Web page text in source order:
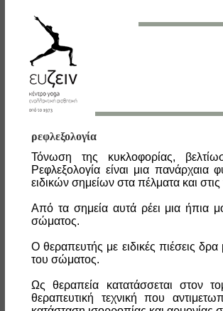
ρεφλεξολογία
Τόνωση της κυκλοφορίας,
Ρεφλεξολογία είναι μια
ειδικών σημείων στα πέλματα και
Από τα σημεία αυτά ρέει μια ήπια
σώματος.
Ο θεραπευτής με ειδικές πιέσεις
του σώματος.
Ως θεραπεία κατατάσσεται στον
θεραπευτική τεχνική που